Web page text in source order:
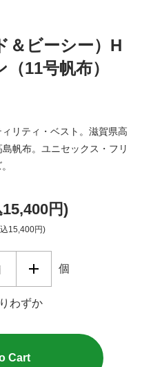
＆ビーシー）H
11号帆布）
リティ・ベスト。滋賀県高
帆布。ユニセックス・フリ
円)
15,400円)
個
わずか
Cart